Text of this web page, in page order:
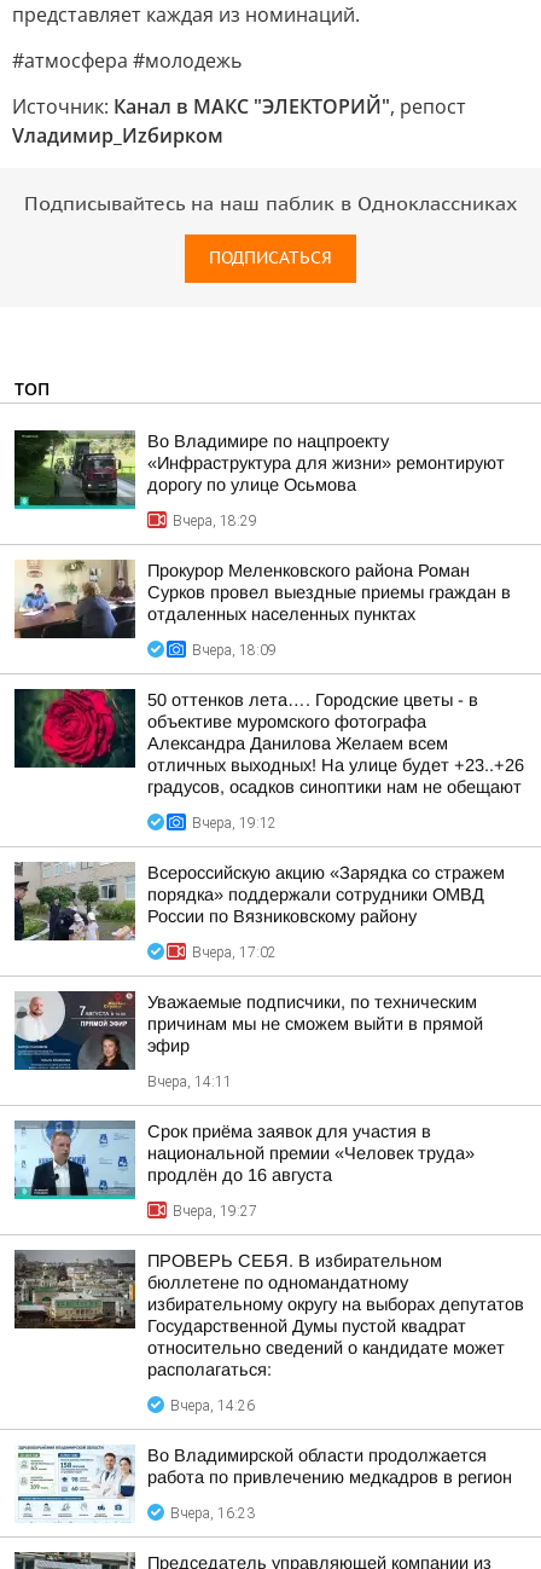
представляет каждая из номинаций.
#атмосфера #молодежь
Источник: Канал в МАКС "ЭЛЕКТОРИЙ", репост
Vладимир_Иzбирком
Подписывайтесь на наш паблик в Одноклассниках
ПОДПИСАТЬСЯ
ТОП
Во Владимире по нацпроекту
«Инфраструктура для жизни» ремонтируют
дорогу по улице Осьмова
Вчера, 18:29
Прокурор Меленковского района Роман
Сурков провел выездные приемы граждан в
отдаленных населенных пунктах
Вчера, 18:09
50 оттенков лета…. Городские цветы - в
объективе муромского фотографа
Александра Данилова Желаем всем
отличных выходных! На улице будет +23..+26
градусов, осадков синоптики нам не обещают
Вчера, 19:12
Всероссийскую акцию «Зарядка со стражем
порядка» поддержали сотрудники ОМВД
России по Вязниковскому району
Вчера, 17:02
Уважаемые подписчики, по техническим
причинам мы не сможем выйти в прямой
эфир
Вчера, 14:11
Срок приёма заявок для участия в
национальной премии «Человек труда»
продлён до 16 августа
Вчера, 19:27
ПРОВЕРЬ СЕБЯ. В избирательном
бюллетене по одномандатному
избирательному округу на выборах депутатов
Государственной Думы пустой квадрат
относительно сведений о кандидате может
располагаться:
Вчера, 14:26
Во Владимирской области продолжается
работа по привлечению медкадров в регион
Вчера, 16:23
Председатель управляющей компании из